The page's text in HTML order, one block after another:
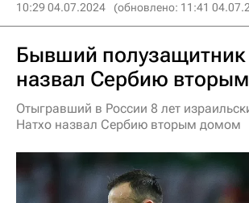
10:29 04.07.2024 (обновлено: 11:41
Бывший
назвал Сербию
Отыгравший в России 8 лет
Натхо назвал Сербию вторым домом